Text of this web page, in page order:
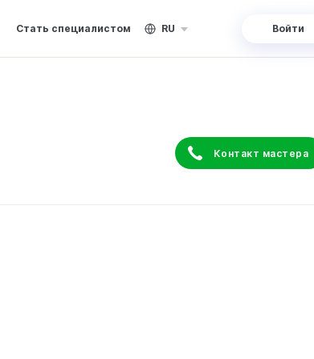
Стать специалистом RU Войти
Контакт мастера